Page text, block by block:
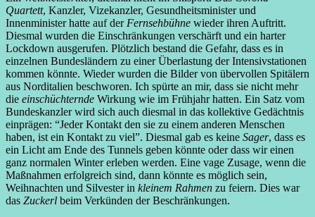
Quartett, Kanzler, Vizekanzler, Gesundheitsminister und
Innenminister hatte auf der Fernsehbühne wieder ihren Auftritt.
Diesmal wurden die Einschränkungen verschärft und ein harter
Lockdown ausgerufen. Plötzlich bestand die Gefahr, dass es in
einzelnen Bundesländern zu einer Überlastung der Intensivstationen
kommen könnte. Wieder wurden die Bilder von übervollen Spitälern
aus Norditalien beschworen. Ich spürte an mir, dass sie nicht mehr
die einschüchternde Wirkung wie im Frühjahr hatten. Ein Satz vom
Bundeskanzler wird sich auch diesmal in das kollektive Gedächtnis
einprägen: “Jeder Kontakt den sie zu einem anderen Menschen
haben, ist ein Kontakt zu viel”. Diesmal gab es keine Sager, dass es
ein Licht am Ende des Tunnels geben könnte oder dass wir einen
ganz normalen Winter erleben werden. Eine vage Zusage, wenn die
Maßnahmen erfolgreich sind, dann könnte es möglich sein,
Weihnachten und Silvester in kleinem Rahmen zu feiern. Dies war
das Zuckerl beim Verkünden der Beschränkungen.